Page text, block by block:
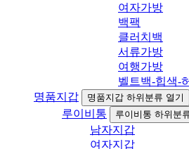
여자가방
백팩
클러치백
서류가방
여행가방
벨트백-힙색-
명품지갑
명품지갑 하위분류 열기
루이비통 루이비통 하위분
남자지갑
여자지갑